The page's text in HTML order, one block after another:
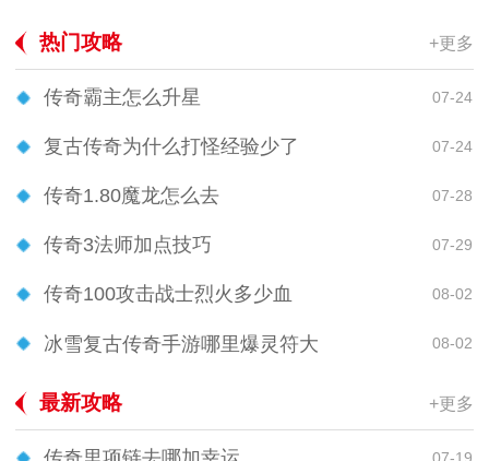
热门攻略 +更多
传奇霸主怎么升星 07-24
复古传奇为什么打怪经验少了 07-24
传奇1.80魔龙怎么去 07-28
传奇3法师加点技巧 07-29
传奇100攻击战士烈火多少血 08-02
冰雪复古传奇手游哪里爆灵符大 08-02
最新攻略 +更多